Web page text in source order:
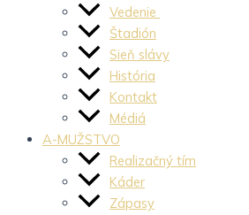
Vedenie
Štadión
Sieň slávy
História
Kontakt
Médiá
A-MUŽSTVO
Realizačný tím
Káder
Zápasy